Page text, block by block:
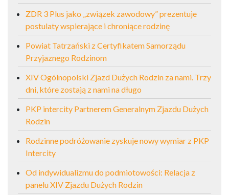
ZDR 3 Plus jako „związek zawodowy” prezentuje
postulaty wspierające i chroniące rodzinę
Powiat Tatrzański z Certyfikatem Samorządu
Przyjaznego Rodzinom
XIV Ogólnopolski Zjazd Dużych Rodzin za nami. Trzy
dni, które zostają z nami na długo
PKP intercity Partnerem Generalnym Zjazdu Dużych
Rodzin
Rodzinne podróżowanie zyskuje nowy wymiar z PKP
Intercity
Od indywidualizmu do podmiotowości: Relacja z
panelu XIV Zjazdu Dużych Rodzin